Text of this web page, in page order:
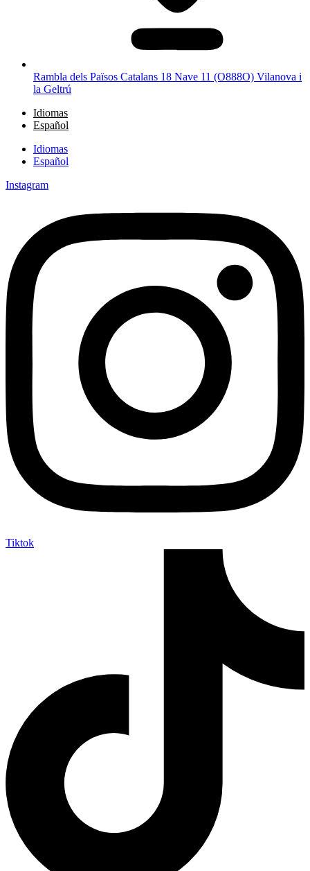
Rambla dels Països Catalans 18 Nave 11 (O888O) Vilanova i
la Geltrú
Idiomas
Español
Idiomas
Español
Instagram
Tiktok